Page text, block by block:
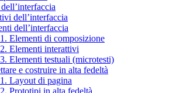
dell’interfaccia
dell’interfaccia
Elementi di composizione
Elementi interattivi
Elementi testuali (microtesti)
e costruire in alta fedeltà
Layout di pagina
Prototipi in alta fedeltà